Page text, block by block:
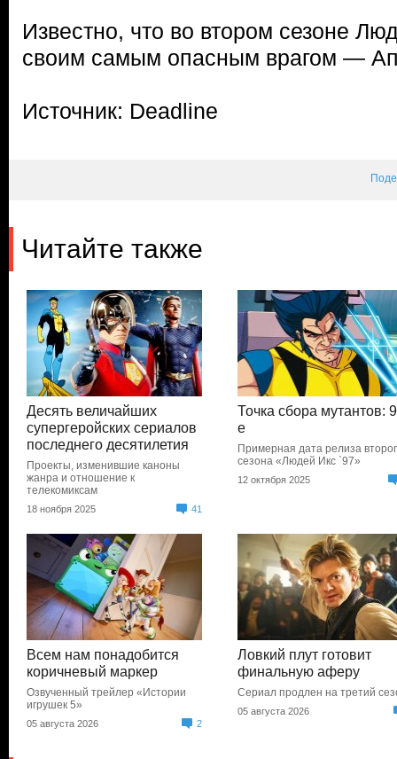
Известно, что во втором сезоне
своим самым опасным врагом —
Источник: Deadline
Читайте также
Десять величайших
супергеройских сериалов
последнего десятилетия
Проекты, изменившие каноны
жанра и отношение к
телекомиксам
18 ноября 2025 41
Точка сбора мутантов:
е
Примерная дата релиза
сезона «Людей Икс `97»
12 октября 2025
Всем нам понадобится
коричневый маркер
Озвученный трейлер «Истории
игрушек 5»
05 августа 2026 2
Ловкий плут готовит
финальную аферу
Сериал продлен на третий
05 августа 2026